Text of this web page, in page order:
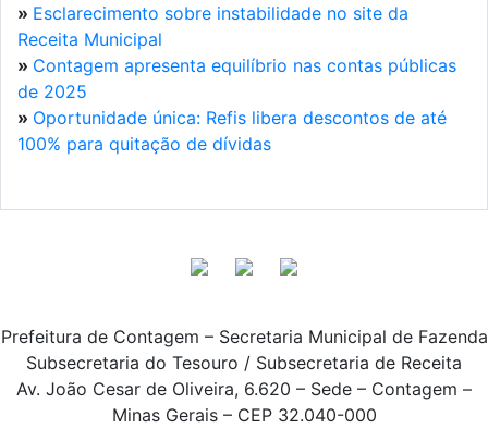
» Esclarecimento sobre instabilidade no site da
Receita Municipal
» Contagem apresenta equilíbrio nas contas públicas
de 2025
» Oportunidade única: Refis libera descontos de até
100% para quitação de dívidas
Prefeitura de Contagem – Secretaria Municipal de Fazenda
Subsecretaria do Tesouro / Subsecretaria de Receita
Av. João Cesar de Oliveira, 6.620 – Sede – Contagem –
Minas Gerais – CEP 32.040-000